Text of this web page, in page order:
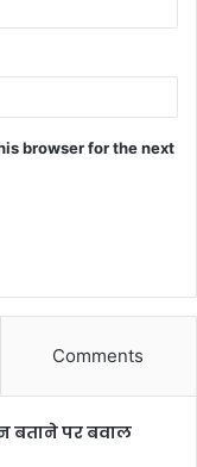
browser for the next
Comments
बताने पर बवाल